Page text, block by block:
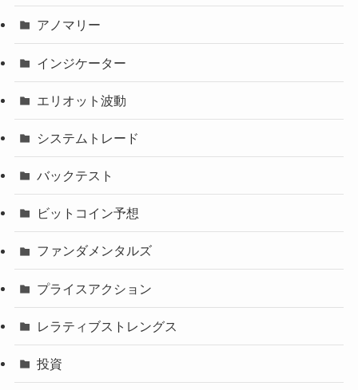
アノマリー
インジケーター
エリオット波動
システムトレード
バックテスト
ビットコイン予想
ファンダメンタルズ
プライスアクション
レラティブストレングス
投資